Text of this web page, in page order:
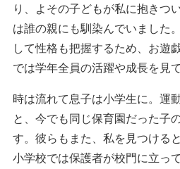
り、よその子どもが私に抱きつ
は誰の親にも馴染んでいました
して性格も把握するため、お遊
では学年全員の活躍や成長を見
時は流れて息子は小学生に。運
と、今でも同じ保育園だった子
す。彼らもまた、私を見つける
小学校では保護者が校門に立っ